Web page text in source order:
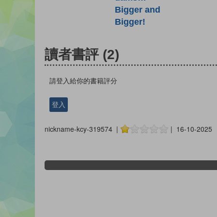
Bigger and
Bigger!
讀者書評 (2)
請登入給你的書籍評分
登入
nickname-kcy-319574 | | 16-10-2025